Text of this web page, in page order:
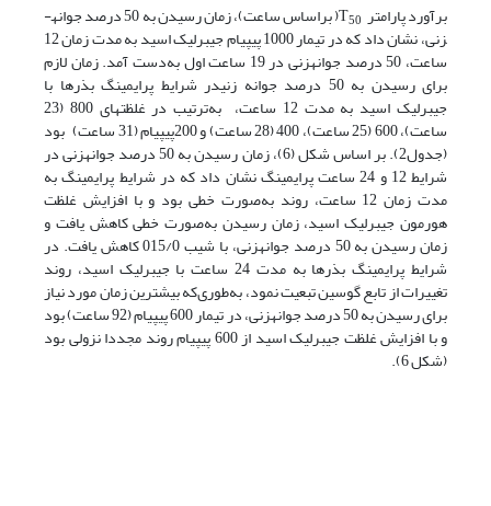
برآورد پارامتر T 50 ( براساس ساعت)، زمان رسیدن به 50 درصد جوانه­
زنی، نشان داد که در تیمار 1000 پی­پی­ام جیبرلیک اسید به مدت زمان 12
ساعت، 50 درصد جوانه­زنی در 19 ساعت اول به‌دست آمد. زمان لازم
برای رسیدن به 50 درصد جوانه زنی­در شرایط پرایمینگ بذرها با
جیبرلیک اسید به مدت 12 ساعت، به‌ترتیب در غلظت­های 800 (23
ساعت)، 600 (25 ساعت)، 400 (28 ساعت) و 200پی­پی­ام (31 ساعت) بود
(جدول2). بر اساس شکل (6)، زمان رسیدن به 50 درصد جوانه­زنی در
شرایط 12 و 24 ساعت پرایمینگ نشان داد که در شرایط پرایمینگ به
مدت زمان 12 ساعت، روند به‌صورت خطی بود و با افزایش غلظت
هورمون جیبرلیک اسید، زمان رسیدن به‌صورت خطی کاهش یافت و
زمان رسیدن به 50 درصد جوانه­زنی، با شیب 015/0 کاهش یافت. در
شرایط پرایمینگ بذرها به مدت 24 ساعت با جیبرلیک اسید، روند
تغییرات از تابع گوسین تبعیت نمود، به‌طوری‌که بیشترین زمان مورد نیاز
برای رسیدن به 50 درصد جوانه­زنی، در تیمار 600 پی­پی­ام (92 ساعت) بود
و با افزایش غلظت جیبرلیک اسید از 600 پی­پی­ام روند مجددا نزولی بود
(شکل 6).